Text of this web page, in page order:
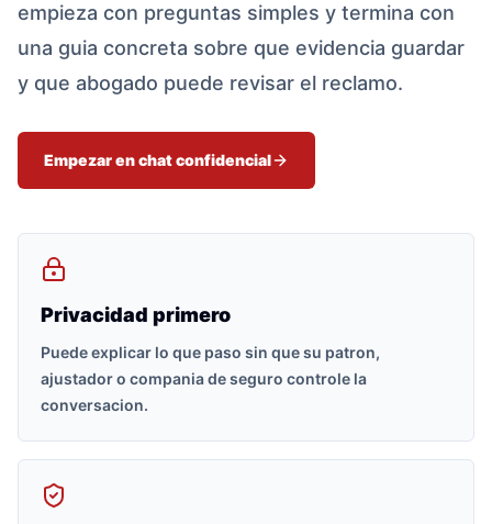
empieza con preguntas simples y termina con
una guia concreta sobre que evidencia guardar
y que abogado puede revisar el reclamo.
Empezar en chat confidencial
Privacidad primero
Puede explicar lo que paso sin que su patron,
ajustador o compania de seguro controle la
conversacion.